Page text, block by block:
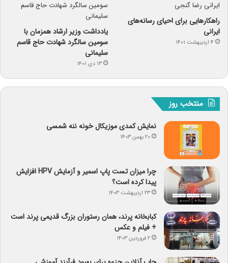
راهکارهایی برای احیای رسانه‌های
ایرانی
۴ اردیبهشت ۱۴۰۱
یادداشت وزیر ارشاد همزمان با
سومین سالگرد شهادت حاج قاسم
سلیمانی
۱۳ دی ۱۴۰۱
منتخب روز
نمایش کمدی موزیکال خونه ننه شمسی
۲۰ بهمن ۱۴۰۳
چرا میزان تست پاپ اسمیر و آزمایش HPV افزایش
پیدا کرده است؟
۲۳ اردیبهشت ۱۴۰۳
کبابخانه پرند، همان رستوران بزرگ قدیمی پرند است
+ فیلم و عکس
۲ فروردین ۱۴۰۳